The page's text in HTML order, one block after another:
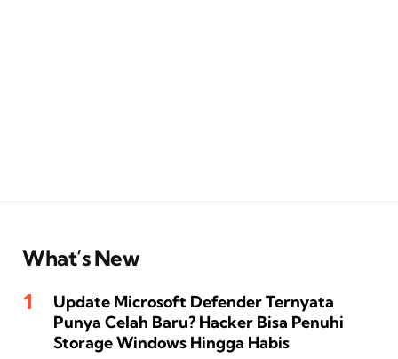
What’s New
Update Microsoft Defender Ternyata
Punya Celah Baru? Hacker Bisa Penuhi
Storage Windows Hingga Habis